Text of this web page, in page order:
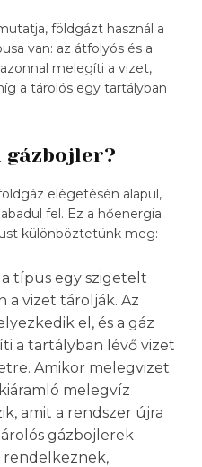
földgázt használ a
van: az átfolyós és a
melegíti a vizet,
a tárolós egy tartályban
gázbojler?
elégetésén alapul,
fel. Ez a hőenergia
különböztetünk meg:
a típus egy szigetelt
a vizet tárolják. Az
el, és a gáz
a tartályban lévő vizet
Amikor melegvizet
melegvíz
amit a rendszer újra
gázbojlerek
rendelkeznek,